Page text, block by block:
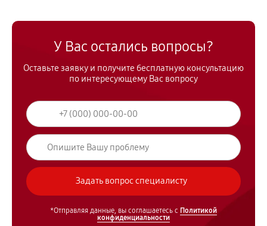
У Вас остались вопросы?
Оставьте заявку и получите бесплатную консультацию
по интересующему Вас вопросу
*Отправляя данные, вы соглашаетесь с Политикой
конфиденциальности